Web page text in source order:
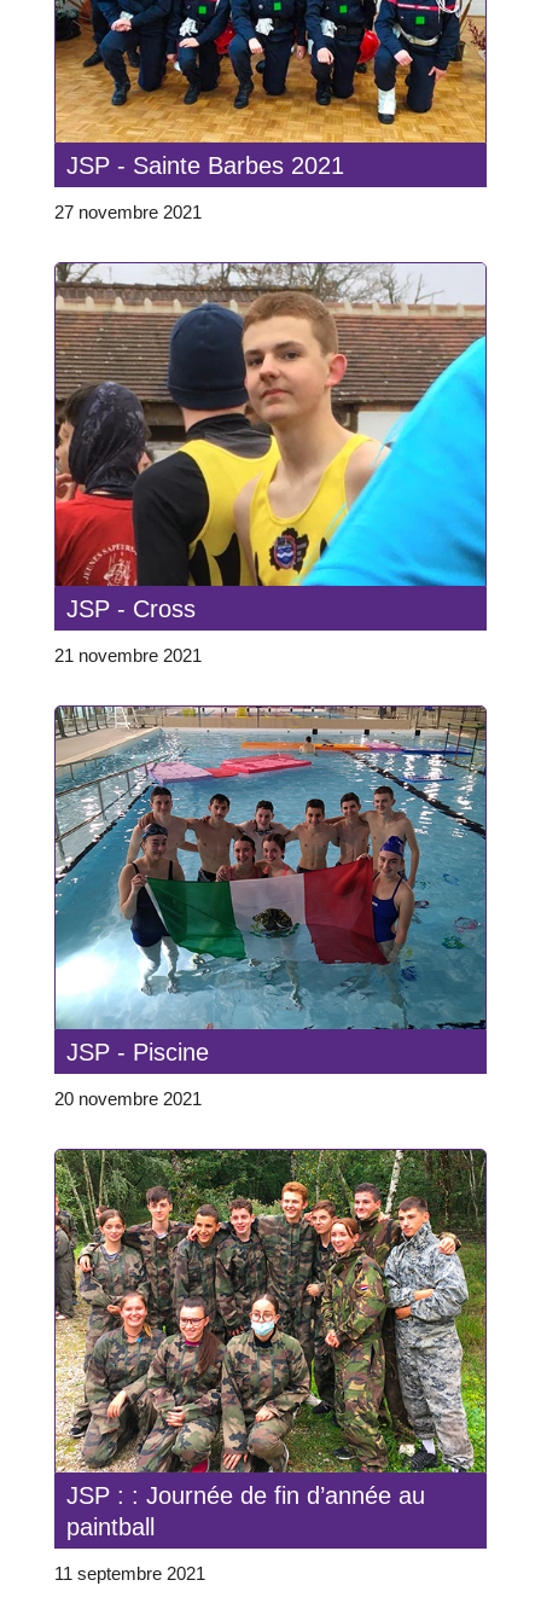
JSP - Sainte Barbes 2021
27 novembre 2021
JSP - Cross
21 novembre 2021
JSP - Piscine
20 novembre 2021
JSP : : Journée de fin d’année au
paintball
11 septembre 2021